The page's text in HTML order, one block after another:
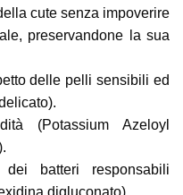
cute senza impoverire
preservandone la sua
delle pelli sensibili ed
(Potassium Azeloyl
batteri responsabili
digluconato).